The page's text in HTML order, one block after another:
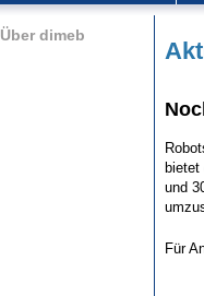
Über dimeb
und
Für